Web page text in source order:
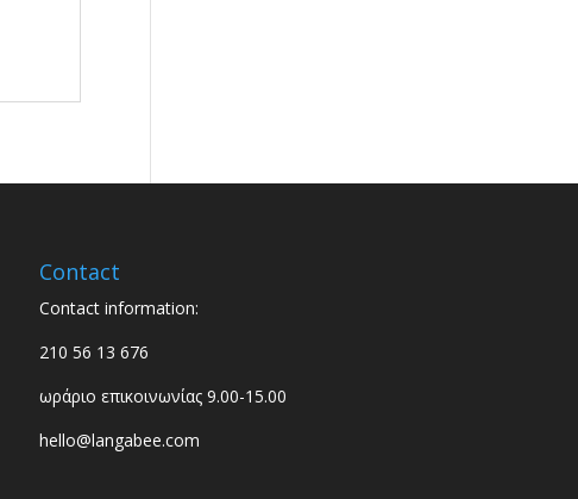
Contact
Contact information:
210 56 13 676
ωράριο επικοινωνίας 9.00-15.00
hello@langabee.com